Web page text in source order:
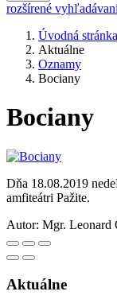
rozšírené
Úvodná stránka
Aktuálne
Oznamy
Bociany
Bociany
Dňa 18.08.2019
amfiteátri Pažite.
Autor: Mgr. Leonard
Aktuálne